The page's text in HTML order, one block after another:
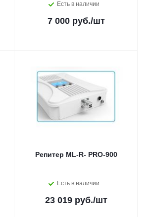
Есть в наличии
7 000 руб./шт
Репитер ML-R- PRO-900
Есть в наличии
23 019 руб./шт